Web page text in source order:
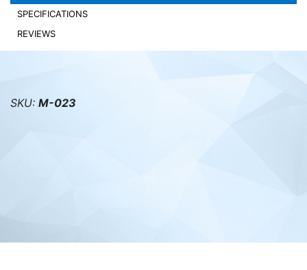
PC
PC components
SPECIFICATIONS
REVIEWS
SKU: M-023